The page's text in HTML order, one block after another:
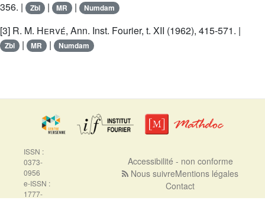
356. |
Zbl | MR | Numdam
[3] R. M. Hervé, Ann. Inst. Fourier, t. XII (1962), 415-571. |
Zbl | MR | Numdam
ISSN :
0373-
0956
e-ISSN :
1777-
Accessibilité - non conforme
Nous suivreMentions légales
Contact